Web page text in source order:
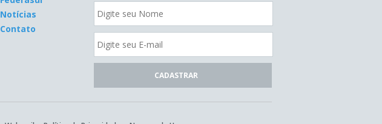
Notícias
Contato